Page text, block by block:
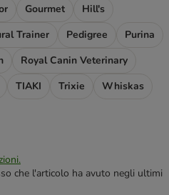
Gourmet
Hill's
Trainer Pedigree
Purina
Royal Canin Veterinary
TIAKI Trixie
Whiskas
che l'articolo ha avuto negli ultimi